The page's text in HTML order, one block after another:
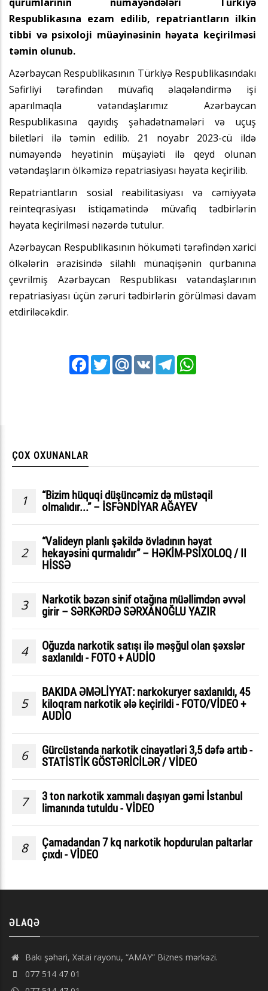
Respublikasına ezam edilib, repatriantların ilkin
tibbi və psixoloji müayinəsinin həyata keçirilməsi
təmin olunub.
Azərbaycan Respublikasının Türkiyə Respublikasındakı
Səfirliyi tərəfindən müvafiq əlaqələndirmə işi
aparılmaqla vətəndaşlarımız Azərbaycan
Respublikasına qayıdış şəhadətnamələri və uçuş
biletləri ilə təmin edilib. 21 noyabr 2023-cü ildə
nümayəndə heyətinin müşayiəti ilə qeyd olunan
vətəndaşların ölkəmizə repatriasiyası həyata keçirilib.
Repatriantların sosial reabilitasiyası və cəmiyyətə
reinteqrasiyası istiqamətində müvafiq tədbirlərin
həyata keçirilməsi nəzərdə tutulur.
Azərbaycan Respublikasının hökuməti tərəfindən xarici
ölkələrin ərazisində silahlı münaqişənin qurbanına
çevrilmiş Azərbaycan Respublikası vətəndaşlarının
repatriasiyası üçün zəruri tədbirlərin görülməsi davam
etdiriləcəkdir.
FacebookTwitterMail.RuVK Telegram
ÇOX OXUNANLAR
1
“Bizim hüquqi düşüncəmiz də müstəqil
olmalıdır...” – İSFƏNDİYAR AĞAYEV
2
“Valideyn planlı şəkildə övladının həyat
hekayəsini qurmalıdır” – HƏKİM-PSİXOLOQ / II
HİSSƏ
3
Narkotik bəzən sinif otağına müəllimdən əvvəl
girir – SƏRKƏRDƏ SƏRXANOĞLU YAZIR
4
Oğuzda narkotik satışı ilə məşğul olan şəxslər
saxlanıldı - FOTO + AUDİO
5
BAKIDA ƏMƏLİYYAT: narkokuryer saxlanıldı, 45
kiloqram narkotik ələ keçirildi - FOTO/VİDEO +
AUDİO
6
Gürcüstanda narkotik cinayətləri 3,5 dəfə artıb -
STATİSTİK GÖSTƏRİCİLƏR / VİDEO
7
3 ton narkotik xammalı daşıyan gəmi İstanbul
limanında tutuldu - VİDEO
8
Çamadandan 7 kq narkotik hopdurulan paltarlar
çıxdı - VİDEO
ƏLAQƏ
Bakı şəhəri, Xətai rayonu, “AMAY” Biznes mərkəzi.
077 514 47 01